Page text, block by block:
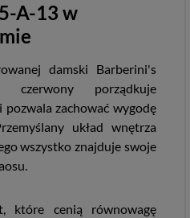
A-13 w
damski Barberini's
czerwony porządkuje
pozwala zachować wygodę
układ wnętrza
wszystko znajduje swoje
które cenią równowagę